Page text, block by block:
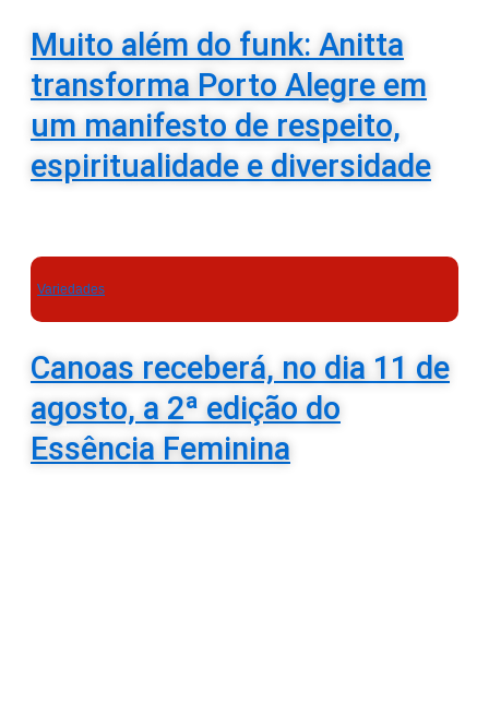
Muito além do funk: Anitta
transforma Porto Alegre em
um manifesto de respeito,
espiritualidade e diversidade
Variedades
Canoas receberá, no dia 11 de
agosto, a 2ª edição do
Essência Feminina